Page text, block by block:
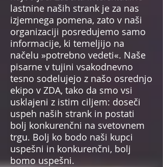
lastnine naših strank je za nas
izjemnega pomena, zato v naši
organizaciji posredujemo samo
informacije, ki temeljijo na
načelu »potrebno vedeti«. Naše
pisarne v tujini vsakodnevno
tesno sodelujejo z našo osrednjo
ekipo v ZDA, tako da smo vsi
usklajeni z istim ciljem: doseči
uspeh naših strank in postati
bolj konkurenčni na svetovnem
trgu. Bolj ko bodo naši kupci
uspešni in konkurenčni, bolj
bomo uspešni.